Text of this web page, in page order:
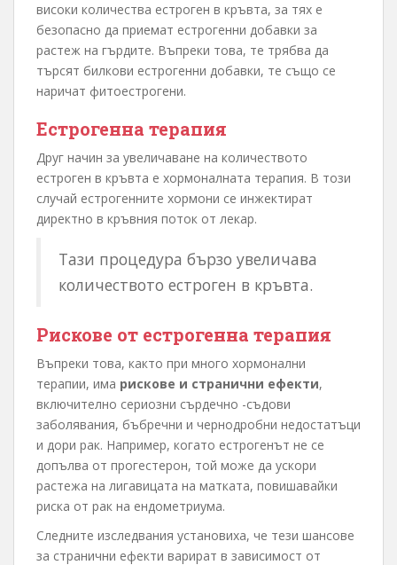
високи количества естроген в кръвта, за тях е
безопасно да приемат естрогенни добавки за
растеж на гърдите. Въпреки това, те трябва да
търсят билкови естрогенни добавки, те също се
наричат фитоестрогени.
Естрогенна терапия
Друг начин за увеличаване на количеството
естроген в кръвта е хормоналната терапия. В този
случай естрогенните хормони се инжектират
директно в кръвния поток от лекар.
Тази процедура бързо увеличава
количеството естроген в кръвта.
Рискове от естрогенна терапия
Въпреки това, както при много хормонални
терапии, има рискове и странични ефекти,
включително сериозни сърдечно -съдови
заболявания, бъбречни и чернодробни недостатъци
и дори рак. Например, когато естрогенът не се
допълва от прогестерон, той може да ускори
растежа на лигавицата на матката, повишавайки
риска от рак на ендометриума.
Следните изследвания установиха, че тези шансове
за странични ефекти варират в зависимост от